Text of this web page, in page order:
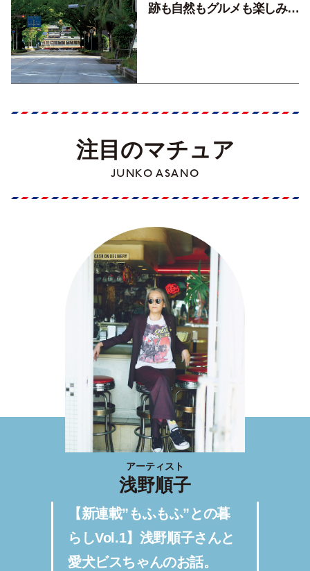
跡も自然もグルメも楽しみ尽
注目のマチュア
JUNKO ASANO
アーティスト
浅野順子
【新連載”もふもふ”との暮
らしVol.1】浅野順子さんと
愛犬ビスちゃんのお話。